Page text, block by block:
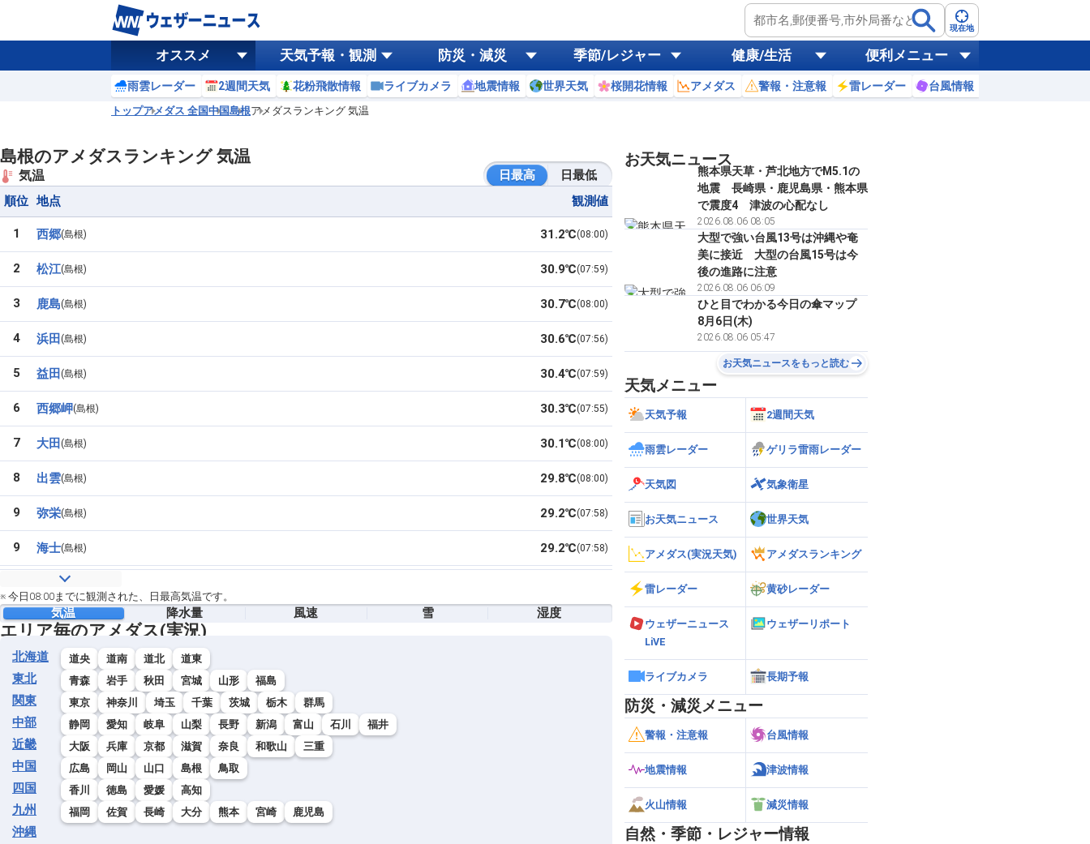
現在地
オススメ 天気予報・観測 防災・減災 季節/レジャー 健康/生活 便利メニュー
雨雲レーダー 2週間天気 花粉飛散情報 ライブカメラ 地震情報 世界天気 桜開花情報 アメダス 警報・注意報 雷レーダー 台風情報
トップアメダス 全国中国島根アメダスランキング 気温
島根のアメダスランキング 気温
気温 日最高
日最低
順位 地点 観測値
1 島根
西郷 08:00
31.2℃
2 島根
松江 07:59
30.9℃
3 島根
鹿島 08:00
30.7℃
4 島根
浜田 07:56
30.6℃
5 島根
益田 07:59
30.4℃
6 島根
西郷岬 07:55
30.3℃
7 島根
大田 08:00
30.1℃
8 島根
出雲 08:00
29.8℃
9 島根
弥栄 07:58
29.2℃
9 島根
海士 07:58
29.2℃
島根
高津
12 島根
斐川 29.0℃
13 島根
川本
14 島根
15 島根
16 島根
津和野
17 島根
18 島根
※ 今日08:00までに観測された、日最高気温です。
気温 降水量 風速 雪 湿度
エリア毎のアメダス(実況)
北海道 道央 道南 道北 道東
東北 青森 岩手 秋田 宮城 山形 福島
関東 東京 神奈川 埼玉 千葉 茨城 栃木 群馬
中部 静岡 愛知 岐阜 山梨 長野 新潟 富山 石川 福井
近畿 大阪 兵庫 京都 滋賀 奈良 和歌山 三重
中国 広島 岡山 山口 島根 鳥取
四国 香川 徳島 愛媛 高知
九州 福岡 佐賀 長崎 大分 熊本 宮崎 鹿児島
沖縄
お天気ニュース
熊本県天草・芦北地方でM5.1の
地震 長崎県・鹿児島県・熊本県
で震度4 津波の心配なし
2026.08.06 08:05
大型で強い台風13号は沖縄や奄
美に接近 大型の台風15号は今
後の進路に注意
2026.08.06 06:09
ひと目でわかる今日の傘マップ
8月6日(木)
2026.08.06 05:47
お天気ニュースをもっと読む
天気メニュー
天気予報 2週間天気
雨雲レーダー ゲリラ雷雨レーダー
天気図 気象衛星
お天気ニュース 世界天気
アメダス(実況天気) アメダスランキング
雷レーダー 黄砂レーダー
ウェザーニュース
LiVE
ウェザーリポート
ライブカメラ 長期予報
防災・減災メニュー
警報・注意報 台風情報
地震情報 津波情報
火山情報 減災情報
自然・季節・レジャー情報